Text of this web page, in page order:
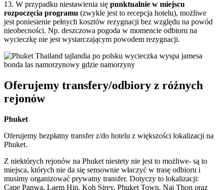
13. W przypadku niestawienia się punktualnie w miejscu
rozpoczęcia programu (zwykle jest to recepcja hotelu), możliwe
jest poniesienie pełnych kosztów rezygnacji bez względu na powód
nieobecności. Np. deszczowa pogoda w momencie odbioru na
wycieczkę nie jest wystarczającym powodem rezygnacji.
Oferujemy transfery/odbiory z różnych
rejonów
Phuket
Oferujemy bezpłatny transfer z/do hotelu z większości lokalizacji na
Phuket.
Z niektórych rejonów na Phuket niestety nie jest to możliwe- są to
miejsca, których nie da się sensownie właczyć w trasę odbioru i
musimy organizować prywatny transfer. Dotyczy to lokalizacji:
Cape Panwa, Laem Hin, Koh Sirey, Phuket Town, Nai Thon oraz